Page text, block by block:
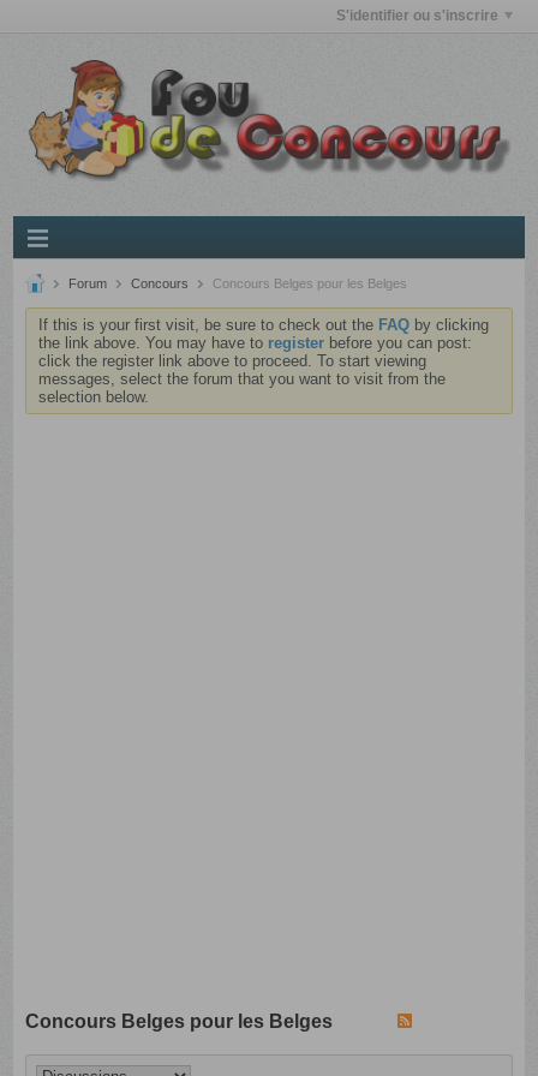
S'identifier ou s'inscrire
Forum Concours Concours Belges pour les Belges
If this is your first visit, be sure to check out the FAQ by clicking
the link above. You may have to register before you can post:
click the register link above to proceed. To start viewing
messages, select the forum that you want to visit from the
selection below.
Concours Belges pour les Belges